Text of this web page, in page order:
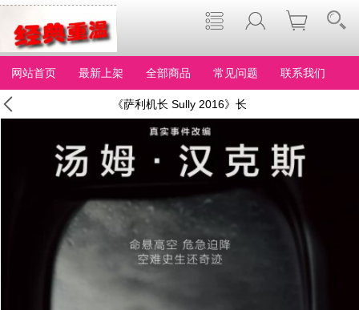
网站首页 最新上架 全部商品 常见问题 联系我们
《萨利机长 Sully 2016》长
译配音汤姆·汉克斯主演美
国影片